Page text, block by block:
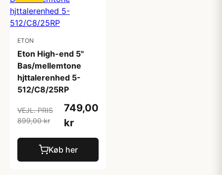
ETON
Eton High-end 5"
Bas/mellemtone
hjttalerenhed 5-
512/C8/25RP
VEJL. PRIS
899,00 kr
749,00
kr
Køb her